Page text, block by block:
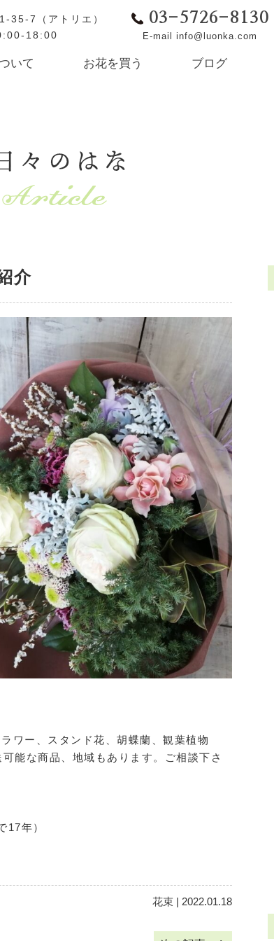
35-7（アトリエ）
18:00
03-5726-8130
E-mail info@luonka.com
いて お花を買う ブログ
々のはな
介
ワー、スタンド花、胡蝶蘭、観葉植物
能な商品、地域もあります。ご相談下さ
17年）
花束 | 2022.01.18